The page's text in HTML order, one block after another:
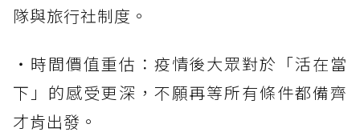
隊與旅行社制度。
・時間價值重估：疫情後大眾對於「活在當
下」的感受更深，不願再等所有條件都備齊
才肯出發。